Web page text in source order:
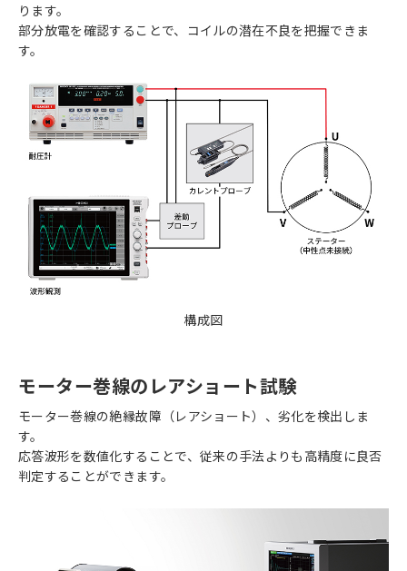
ります。
部分放電を確認することで、コイルの潜在不良を把握できま
す。
構成図
モーター巻線のレアショート試験
モーター巻線の絶縁故障（レアショート）、劣化を検出しま
す。
応答波形を数値化することで、従来の手法よりも高精度に良否
判定することができます。